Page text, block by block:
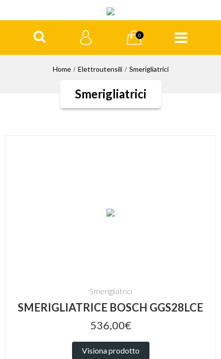
0
Home Elettroutensili Smerigliatrici
Smerigliatrici
Smerigliatrici
SMERIGLIATRICE BOSCH GGS28LCE
536,00€
Visiona prodotto